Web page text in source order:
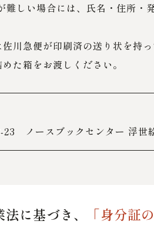
しい場合には、氏名・住所・
川急便が印刷済の送り状を持
た箱をお渡しください。
23 ノースブックセンター 浮世
に基づき、 「身分証